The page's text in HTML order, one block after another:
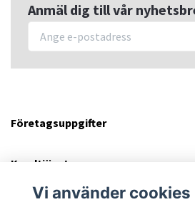
Anmäl dig till vår
Företagsuppgifter
Kundtjänst
Sociala medier
Vi använder cookies